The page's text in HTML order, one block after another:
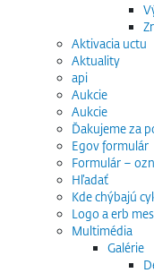
Aktivacia uctu
Aktuality
api
Aukcie
Aukcie
Ďakujeme za
Egov formulár
Formulár –
Hľadať
Kde chýbajú
Logo a erb
Multimédia
Galérie